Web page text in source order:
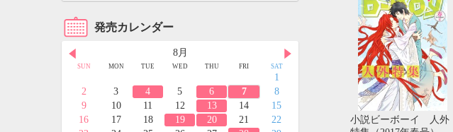
小説ビーボーイ 人外
発売カレンダー
8月
SUN MON TUE WED THU FRI SAT
1
2
3 4 5 6 7
8
9
10 11 12 13 14
15
16
17 18 19 20 21
22
9月
MON TUE WED THU
1 2 3
8 9 10
15 16
21 22 23 24